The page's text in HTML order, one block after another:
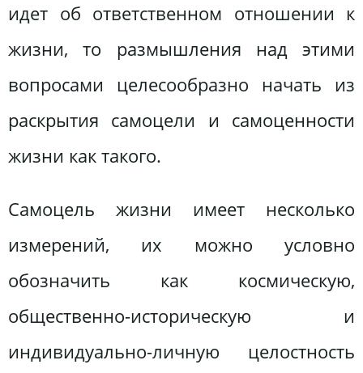
идет об ответственном отношении к
жизни, то размышления над этими
вопросами целесообразно начать из
раскрытия самоцели и самоценности
жизни как такого.
Самоцель жизни имеет несколько
измерений, их можно условно
обозначить как космическую,
общественно-историческую и
индивидуально-личную целостность